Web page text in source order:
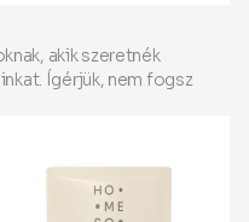
szalon nélkül.akik szeretnék
Ígérjük, nem fogsz